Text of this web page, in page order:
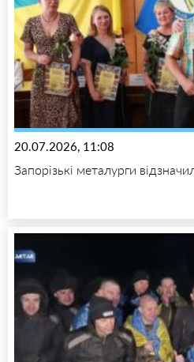
20.07.2026, 11:08
Запорізькі металурги